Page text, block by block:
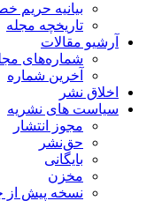
بیانیه حریم
تاریخچه مجله
آرشیو مقالات
شماره‌های مجله
آخرین شماره
اخلاق نشر
سیاست های نشریه
مجوز انتشار
حق‌نشر
بایگانی
مخزن
نسخه پیش از